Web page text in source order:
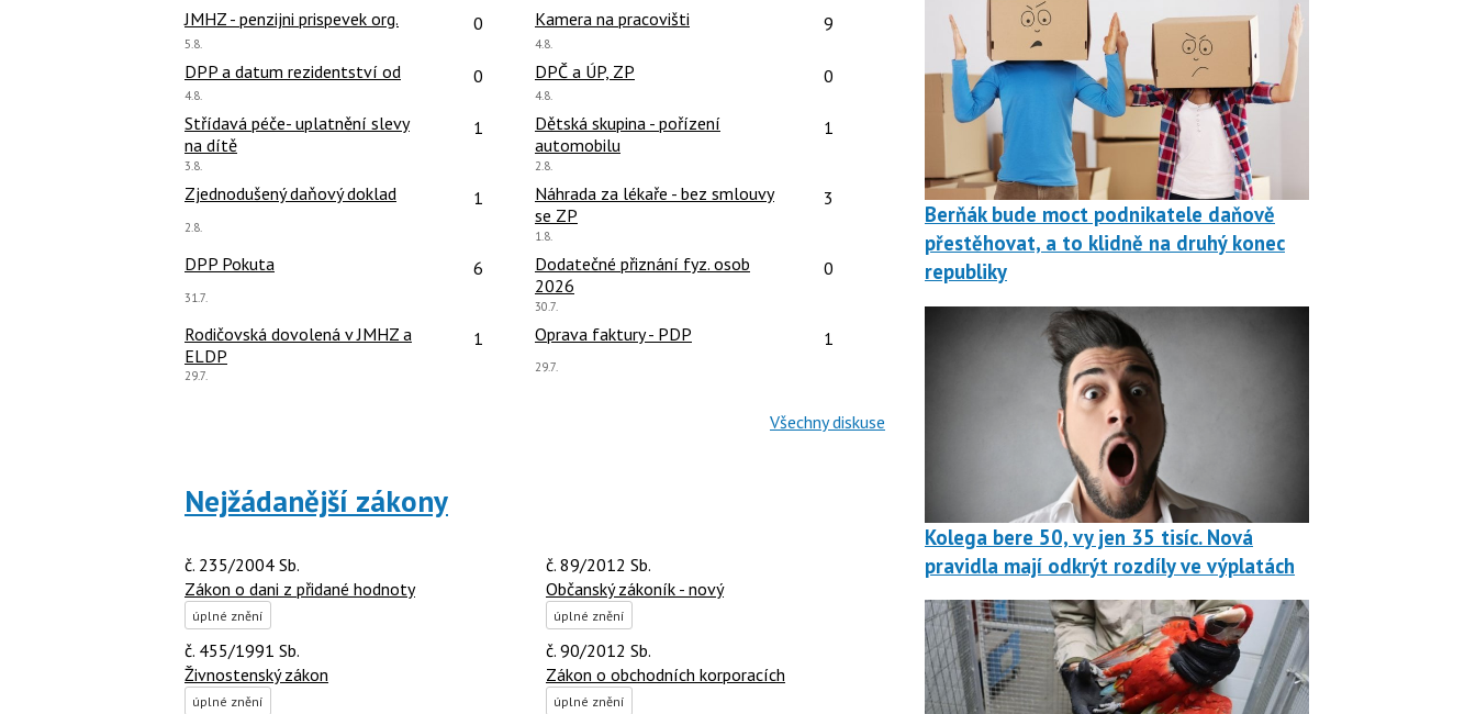
názor
JMHZ - penzijni prispevek org. Počet reakcí:
0
Poslední
5.8.
Kamera na pracovišti Počet reakcí:
9
Poslední
4.8.
DPP a datum rezidentství od Počet reakcí:
0
Poslední
4.8.
DPČ a ÚP, ZP Počet reakcí:
0
Poslední
4.8.
Střídavá péče- uplatnění slevy
na dítě
Počet reakcí:
1
Poslední
3.8.
Dětská skupina - pořízení
automobilu
Počet reakcí:
1
Poslední
2.8.
Zjednodušený daňový doklad Počet reakcí:
1
Poslední
2.8.
Náhrada za lékaře - bez smlouvy
se ZP
Počet reakcí:
3
Poslední
1.8.
DPP Pokuta Počet reakcí:
6
Poslední
31.7.
Dodatečné přiznání fyz. osob
2026
Počet reakcí:
0
Poslední
30.7.
Rodičovská dovolená v JMHZ a
ELDP
Počet reakcí:
1
Poslední
29.7.
Oprava faktury - PDP Počet reakcí:
1
Poslední
29.7.
Všechny diskuse
Nejžádanější zákony
č. 235/2004 Sb.
Zákon o dani z přidané hodnoty
úplné znění
č. 89/2012 Sb.
Občanský zákoník - nový
úplné znění
č. 455/1991 Sb.
Živnostenský zákon
úplné znění
č. 90/2012 Sb.
Zákon o obchodních korporacích
úplné znění
Berňák bude moct podnikatele daňově
přestěhovat, a to klidně na druhý konec
republiky
Kolega bere 50, vy jen 35 tisíc. Nová
pravidla mají odkrýt rozdíly ve výplatách